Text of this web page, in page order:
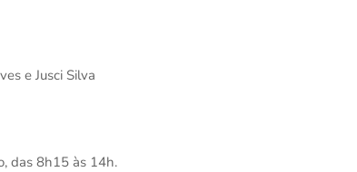
e Jusci Silva
das 8h15 às 14h.